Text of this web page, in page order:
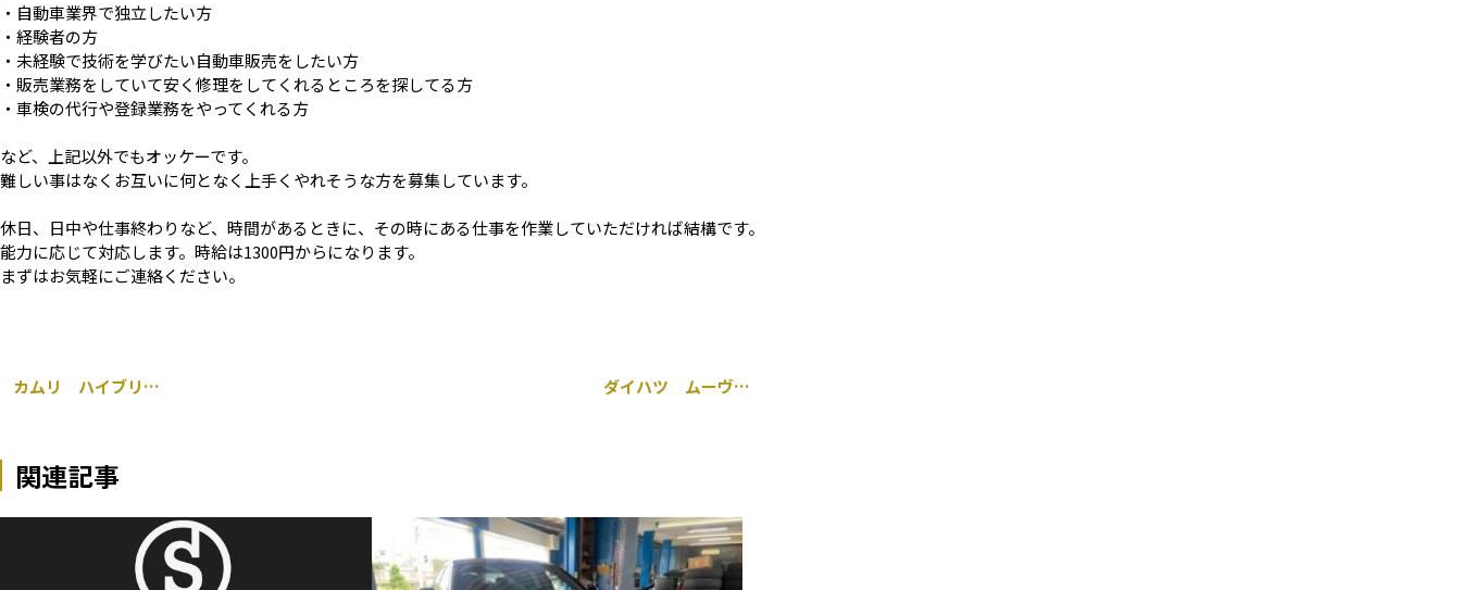
・自動車業界で独立したい方
・経験者の方
・未経験で技術を学びたい自動車販売をしたい方
・販売業務をしていて安く修理をしてくれるところを探してる方
・車検の代行や登録業務をやってくれる方
など、上記以外でもオッケーです。
難しい事はなくお互いに何となく上手くやれそうな方を募集しています。
休日、日中や仕事終わりなど、時間があるときに、その時にある仕事を作業していただければ結構です。
能力に応じて対応します。時給は1300円からになります。
まずはお気軽にご連絡ください。
カムリ ハイブリッド 持ち込み モデリスタ ダウンサス 交換 千葉市 ダイハツ ムーヴ エアコン効かない A/Cコンプレッサー 交換 千葉市
関連記事